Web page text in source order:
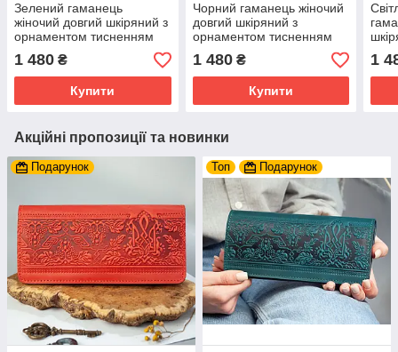
Зелений гаманець
жіночий довгий шкіряний з
орнаментом тисненням
Марки та штемпеля
України
1 480 ₴
Купити
Чорний гаманець жіночий
довгий шкіряний з
орнаментом тисненням
Герб України Калина
1 480₴
Купити
1
Акційні пропозиції та новинки
Подарунок Топ Подарунок